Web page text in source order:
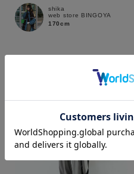
shika
web store BINGOYA
170cm